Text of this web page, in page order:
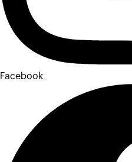
Facebook